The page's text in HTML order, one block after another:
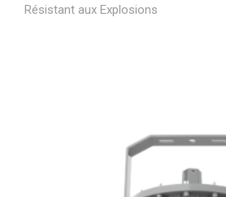
Résistant aux Explosions